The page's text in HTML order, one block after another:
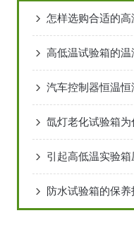
怎样选购合适的
高低温试验箱的温
氙灯老化试验箱
防水试验箱的保养